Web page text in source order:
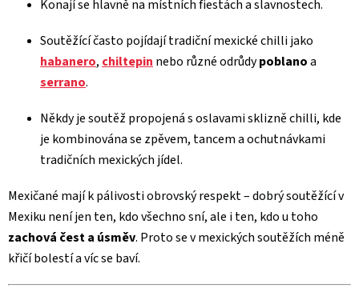
Konají se hlavně na místních fiestách a slavnostech.
Soutěžící často pojídají tradiční mexické chilli jako
habanero, chiltepin nebo různé odrůdypoblanoa
serrano.
Někdy je soutěž propojená s oslavami sklizně chilli, kde
je kombinována se zpěvem, tancem a ochutnávkami
tradičních mexických jídel.
Mexičané mají k pálivosti obrovský respekt – dobrý soutěžící v
Mexiku není jen ten, kdo všechno sní, ale i ten, kdo u toho
zachová čest a úsměv. Proto se v mexických soutěžích méně
křičí bolestí a víc se baví.